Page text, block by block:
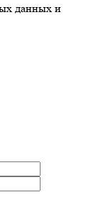
данных и